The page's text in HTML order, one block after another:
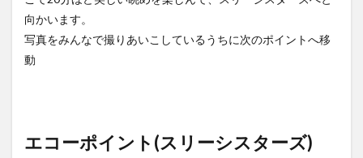
テー
ジ(2
回
目)
し、
ヒル
向かいます。
写真をみんなで撮りあいこしているうちに次のポイントへ移
動
エコーポイント(スリーシスターズ)